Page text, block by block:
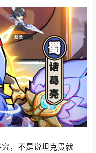
，不是说坦克贵就